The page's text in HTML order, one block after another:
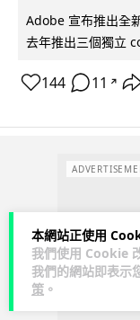
本網站正使用
我們使用 Cookie
我們的網站即表示
策 。
Adobe 宣布推出全
去年推出三個獨立
144 11 ↗